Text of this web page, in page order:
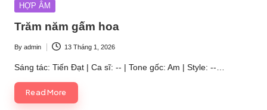
Posted
HỢP ÂM
Trăm năm gấm hoa
Posted
by
By admin 13 Tháng 1, 2026
Sáng tác: Tiến Đạt | Ca sĩ: -- | Tone gốc: Am | Style: --…
Read More